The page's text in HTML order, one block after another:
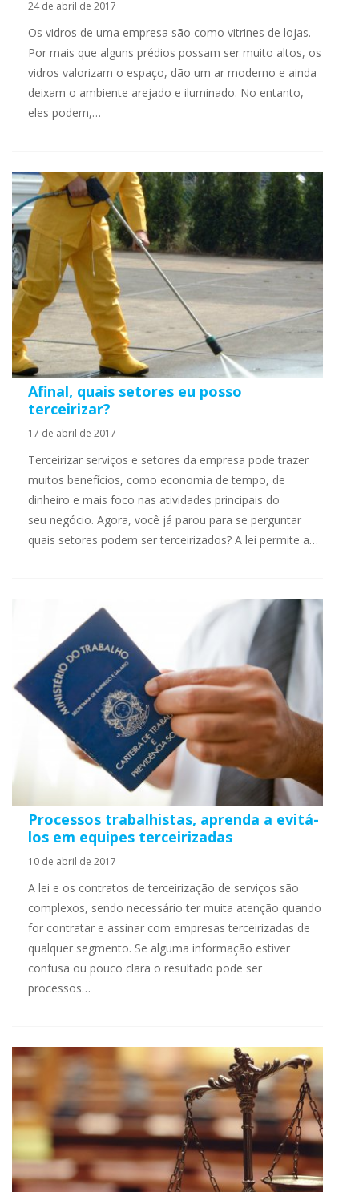
24 de abril de 2017
Os vidros de uma empresa são como vitrines de lojas.
Por mais que alguns prédios possam ser muito altos, os
vidros valorizam o espaço, dão um ar moderno e ainda
deixam o ambiente arejado e iluminado. No entanto,
eles podem,…
Afinal, quais setores eu posso
terceirizar?
17 de abril de 2017
Terceirizar serviços e setores da empresa pode trazer
muitos benefícios, como economia de tempo, de
dinheiro e mais foco nas atividades principais do
seu negócio. Agora, você já parou para se perguntar
quais setores podem ser terceirizados? A lei permite a…
Processos trabalhistas, aprenda a evitá-
los em equipes terceirizadas
10 de abril de 2017
A lei e os contratos de terceirização de serviços são
complexos, sendo necessário ter muita atenção quando
for contratar e assinar com empresas terceirizadas de
qualquer segmento. Se alguma informação estiver
confusa ou pouco clara o resultado pode ser
processos…